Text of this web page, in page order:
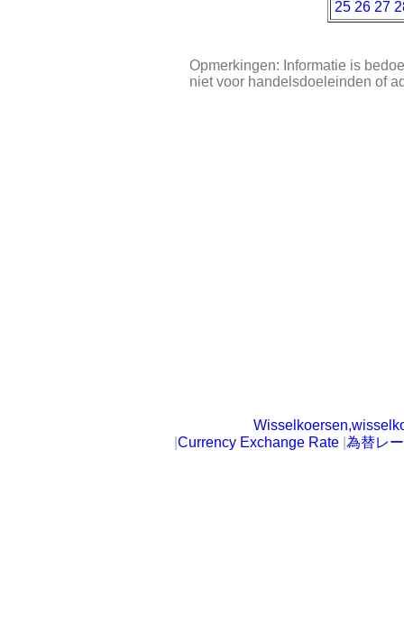
25 26 27
Opmerkingen: Informatie is
niet voor handelsdoeleinden of
Currency Exchange Rate 為替レ